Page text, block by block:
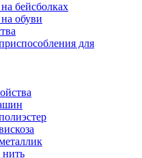
бейсболках
обуви
для